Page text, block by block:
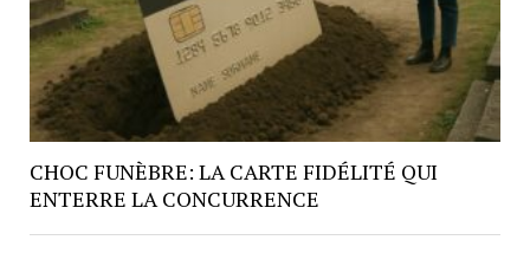
CHOC FUNÈBRE: LA CARTE FIDÉLITÉ QUI
ENTERRE LA CONCURRENCE